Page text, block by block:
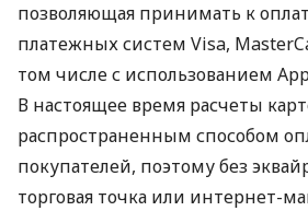
позволяющая принимать к
платежных систем Visa,
том числе с использованием
В настоящее время расчеты
распространенным способом
покупателей, поэтому без
торговая точка или интернет-